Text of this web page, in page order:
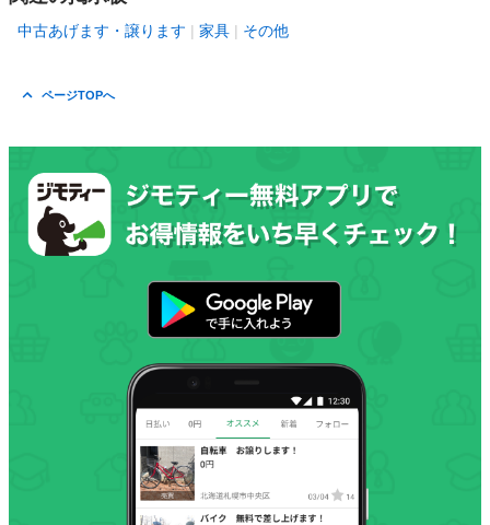
中古あげます・譲ります 家具 その他
ページTOPへ